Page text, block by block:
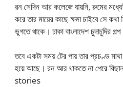
রন সেদিন আর কলেজে যায়নি, রুমের
করে তার মায়ের কাছে ক্ষমা চাইবে সে কথা
ভুগতে থাকে। ঢাকা বাংলাদেশ চুদাচুদির গল্প
তবে একটা সময় টের পায় তার প্রচণ্ড
হয়ে আছে। রন আর থাকতে না পেরে
stories